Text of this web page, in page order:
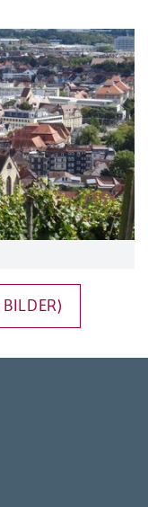
BILDER)